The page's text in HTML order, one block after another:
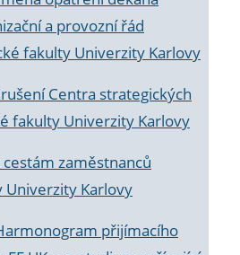
a provozní řád
fakulty Univerzity Karlovy
Centra strategických
fakulty Univerzity Karlovy
cestám zaměstnanců
Univerzity Karlovy
přijímacího